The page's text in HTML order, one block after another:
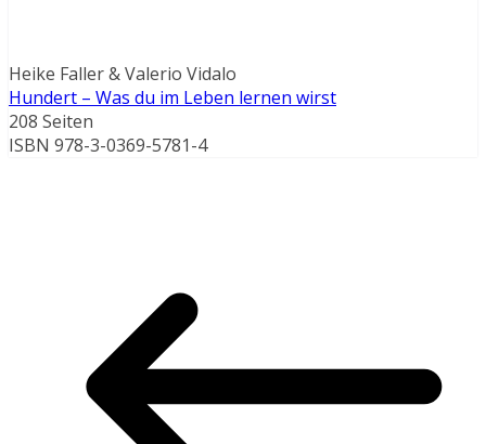
Heike Faller & Valerio Vidalo
Hundert – Was du im Leben lernen wirst
208 Seiten
ISBN 978-3-0369-5781-4